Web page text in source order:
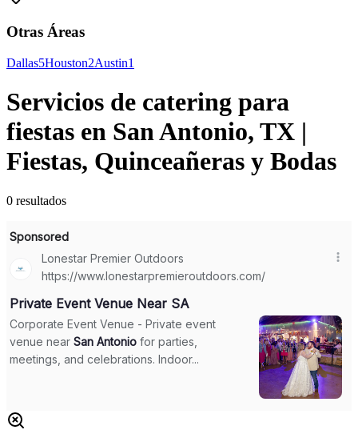
Otras Áreas
Dallas5Houston2Austin1
Servicios de catering para
fiestas en San Antonio, TX |
Fiestas, Quinceañeras y Bodas
0 resultados